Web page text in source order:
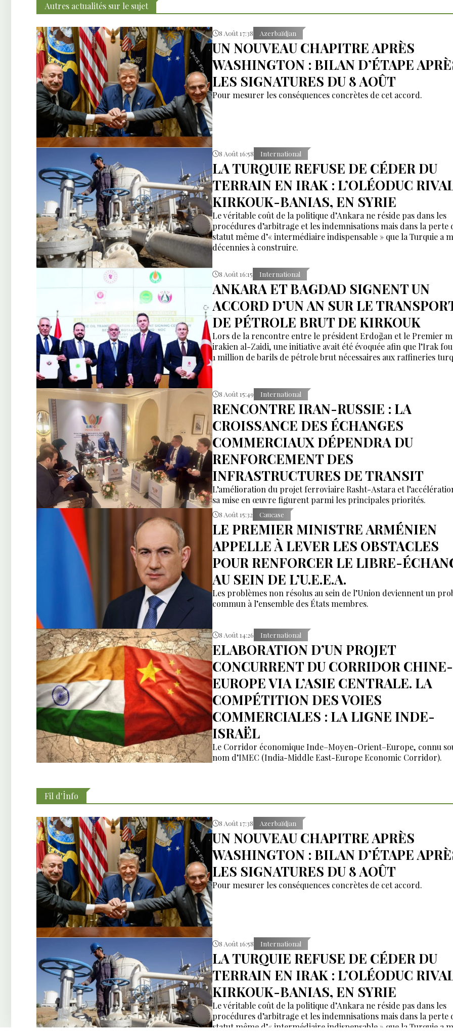
Autres actualités sur le sujet
8 Août 17:38 Azerbaïdjan
UN NOUVEAU CHAPITRE APRÈS
WASHINGTON : BILAN D’ÉTAPE
LES SIGNATURES DU 8 AOÛT
Pour mesurer les conséquences concrètes de cet accord.
8 Août 16:58 International
LA TURQUIE REFUSE DE CÉDER DU
TERRAIN EN IRAK : L’OLÉODUC
KIRKOUK-BANIAS, EN SYRIE
Le véritable coût de la politique d’Ankara ne réside pas dans les
procédures d’arbitrage et les indemnisations mais dans la perte
statut même d’« intermédiaire indispensable » que la Turquie a
décennies à construire.
8 Août 16:15 International
ANKARA ET BAGDAD SIGNENT UN
ACCORD D’UN AN SUR LE
DE PÉTROLE BRUT DE KIRKOUK
Lors de la rencontre entre le président Erdoğan et le Premier
irakien al-Zaidi, une initiative avait été évoquée afin que l’Irak
1 million de barils de pétrole brut nécessaires aux raffineries
8 Août 15:49 International
RENCONTRE IRAN-RUSSIE : LA
CROISSANCE DES ÉCHANGES
COMMERCIAUX DÉPENDRA DU
RENFORCEMENT DES
INFRASTRUCTURES DE TRANSIT
L’amélioration du projet ferroviaire Rasht-Astara et
sa mise en œuvre figurent parmi les principales priorités.
8 Août 15:32 Caucase
LE PREMIER MINISTRE ARMÉNIEN
APPELLE À LEVER LES OBSTACLES
POUR RENFORCER LE LIBRE-
AU SEIN DE L’U.E.E.A.
Les problèmes non résolus au sein de l’Union deviennent un
commun à l’ensemble des États membres.
8 Août 14:26 International
ELABORATION D’UN PROJET
CONCURRENT DU CORRIDOR CHINE-
EUROPE VIA L’ASIE CENTRALE. LA
COMPÉTITION DES VOIES
COMMERCIALES : LA LIGNE INDE-
ISRAËL
Le Corridor économique Inde–Moyen-Orient–Europe, connu
nom d’IMEC (India-Middle East-Europe Economic Corridor).
Fil d'İnfo
8 Août 17:38 Azerbaïdjan
UN NOUVEAU CHAPITRE APRÈS
WASHINGTON : BILAN D’ÉTAPE
LES SIGNATURES DU 8 AOÛT
Pour mesurer les conséquences concrètes de cet accord.
8 Août 16:58 International
LA TURQUIE REFUSE DE CÉDER DU
TERRAIN EN IRAK : L’OLÉODUC
KIRKOUK-BANIAS, EN SYRIE
Le véritable coût de la politique d’Ankara ne réside pas dans les
procédures d’arbitrage et les indemnisations mais dans la perte
statut même d’« intermédiaire indispensable » que la Turquie a